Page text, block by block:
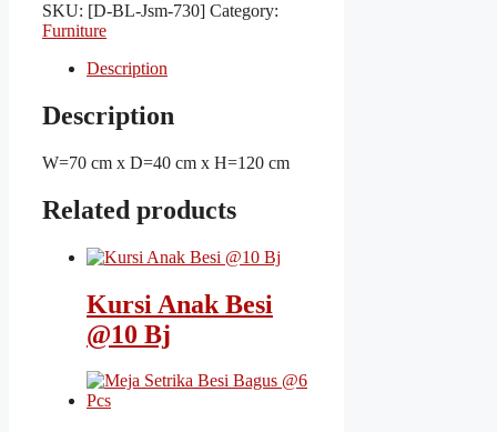
SKU: [D-BL-Jsm-730] Category:
Furniture
Description
Description
W=70 cm x D=40 cm x H=120 cm
Related products
Kursi Anak Besi
@10 Bj